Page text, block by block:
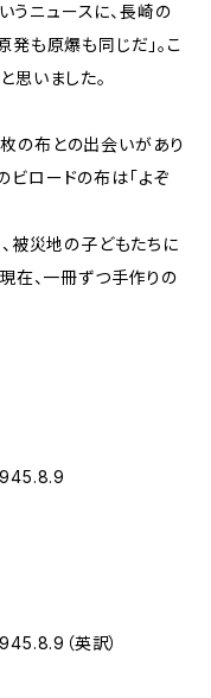
ニュースに、長崎の
発も原爆も同じだ」。こ
思いました。
の布との出会いがあり
ビロードの布は「よぞ
被災地の子どもたちに
在、一冊ずつ手作りの
（英訳）